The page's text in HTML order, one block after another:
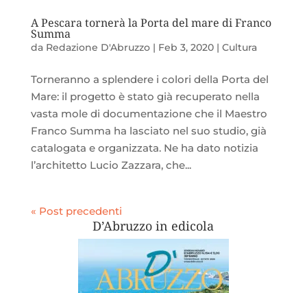
A Pescara tornerà la Porta del mare di Franco
Summa
da Redazione D'Abruzzo| Feb 3, 2020| Cultura
Torneranno a splendere i colori della Porta del
Mare: il progetto è stato già recuperato nella
vasta mole di documentazione che il Maestro
Franco Summa ha lasciato nel suo studio, già
catalogata e organizzata. Ne ha dato notizia
l’architetto Lucio Zazzara, che...
« Post precedenti
D’Abruzzo in edicola